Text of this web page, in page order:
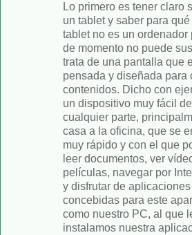
Lo primero es tener claro
un tablet y saber para
tablet no es un ordenador
de momento no puede
trata de una pantalla que
pensada y diseñada para
contenidos. Dicho con
un dispositivo muy fácil
cualquier parte,
casa a la oficina, que se
muy rápido y con el que
leer documentos, ver
películas, navegar por
y disfrutar de aplicaciones
concebidas para este
como nuestro PC, al que
instalamos nuestra